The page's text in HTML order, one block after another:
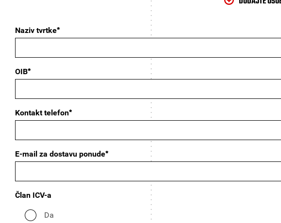
Naziv tvrtke*
OIB*
Kontakt telefon*
E-mail za dostavu ponude*
Član ICV-a
Da